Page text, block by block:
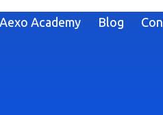
Aexo Academy Blog